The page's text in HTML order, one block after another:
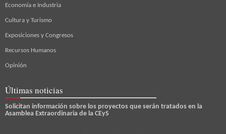
Economía e Industria
Cultura y Turismo
Exposiciones y Congresos
Recursos Humanos
Opinión
Últimas noticias
Solicitan información sobre los proyectos que serán tratados en la
Asamblea Extraordinaria de la CEyS